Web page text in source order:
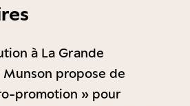
à La Grande
propose de
promotion » pour